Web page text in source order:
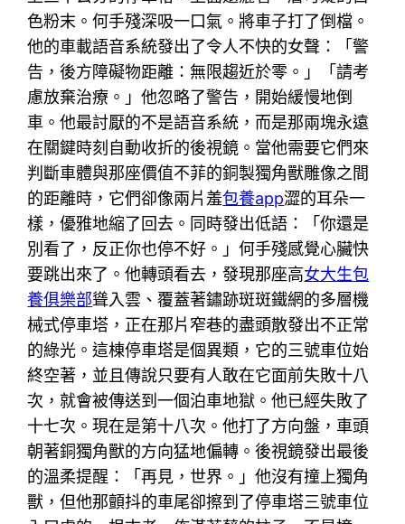
色粉末。何手殘深吸一口氣。將車子打了倒檔。
他的車載語音系統發出了令人不快的女聲：「警
告，後方障礙物距離：無限趨近於零。」「請考
慮放棄治療。」他忽略了警告，開始緩慢地倒
車。他最討厭的不是語音系統，而是那兩塊永遠
在關鍵時刻自動收折的後視鏡。當他需要它們來
判斷車體與那座價值不菲的銅製獨角獸雕像之間
的距離時，它們卻像兩片羞包養app澀的耳朵一
樣，優雅地縮了回去。同時發出低語：「你還是
別看了，反正你也停不好。」何手殘感覺心臟快
要跳出來了。他轉頭看去，發現那座高女大生包
養俱樂部聳入雲、覆蓋著鏽跡斑斑鐵網的多層機
械式停車塔，正在那片窄巷的盡頭散發出不正常
的綠光。這棟停車塔是個異類，它的三號車位始
終空著，並且傳說只要有人敢在它面前失敗十八
次，就會被傳送到一個泊車地獄。他已經失敗了
十七次。現在是第十八次。他打了方向盤，車頭
朝著銅獨角獸的方向猛地偏轉。後視鏡發出最後
的溫柔提醒：「再見，世界。」他沒有撞上獨角
獸，但他那顫抖的車尾卻擦到了停車塔三號車位